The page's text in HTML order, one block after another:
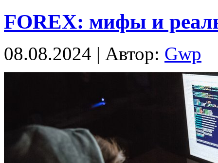
FOREX: мифы и
08.08.2024 | Автор: Gwp